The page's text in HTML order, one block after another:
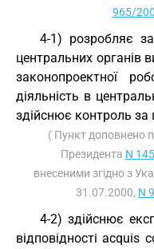
965/
4-1) розробляє
центральних органів
законопроектної
діяльність в
здійснює контроль за
( Пункт доповнено
Президента N
внесеними згідно з
31.07.2000, N
4-2) здійснює
відповідності acquis